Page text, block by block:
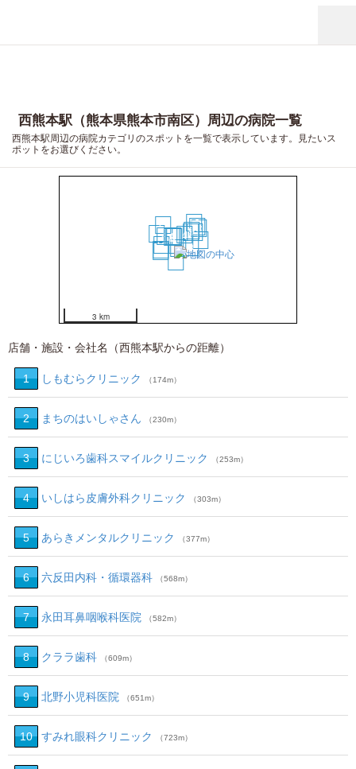
西熊本駅（熊本県熊本市南区）周辺の病院一覧
西熊本駅周辺の病院カテゴリのスポットを一覧で表示しています。見たいス
ポットをお選びください。
1
2
3 4
5
6
7
8
9
10
11
12
13
14
15
16
17
1819
20
3 km
店舗・施設・会社名（西熊本駅からの距離）
1 しもむらクリニック （174m）
2 まちのはいしゃさん （230m）
3 にじいろ歯科スマイルクリニック （253m）
4 いしはら皮膚外科クリニック （303m）
5 あらきメンタルクリニック （377m）
6 六反田内科・循環器科 （568m）
7 永田耳鼻咽喉科医院 （582m）
8 クララ歯科 （609m）
9 北野小児科医院 （651m）
10 すみれ眼科クリニック （723m）